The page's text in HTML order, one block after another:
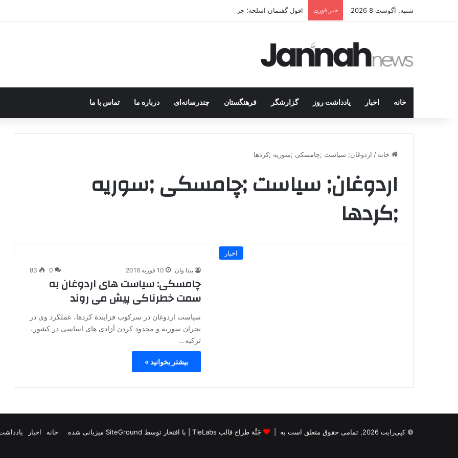
شنبه, آگوست 8 2026 خبر فوری افول گفتمان اسلحه؛ چرا مبارزه مسلحانه در میان کردها اعتبار گذشته را ندارد؟
خانه اخبار یادداشت روز گزارشگر فرهنگستان چندرسانه‌ای درباره ما تماس با ما
خانه / اردوغان; سیاست ;چامسکی ;سوریه ;کردها
اردوغان; سیاست ;چامسکی ;سوریه
;کردها
اخبار
بیتا وان 10 فوریه 2016 0
83
چامسکی: سیاست های اردوغان به
سمت خطرناکی پیش می روند
سیاست اردوغان در سرکوب فزایندۀ کردها، عملکرد وی در
بحران سوریه و محدود کردن آزادی های اساسی در کشور،
ترکیه…
بیشتر بخوانید »
© کپی‌رایت 2026, تمامی حقوق متعلق است به | جَنَّة طراح قالب TieLabs | با افتخار توسط SiteGround میزبانی شده خانه اخبار